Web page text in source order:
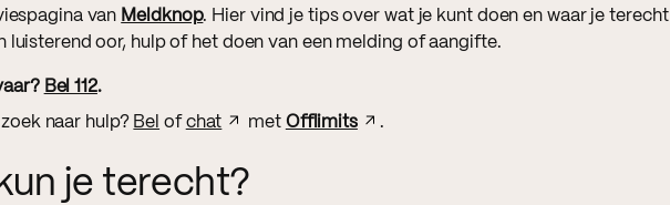
van Meldknop. Hier vind je tips over wat je kunt doen en waar je terecht
luisterend oor, hulp of het doen van een melding of aangifte.
Bel 112.
naar hulp? Bel of chat met Offlimits .
je terecht?